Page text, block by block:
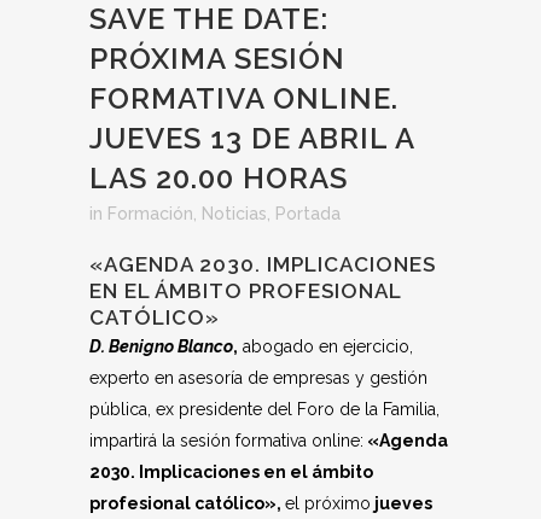
SAVE THE DATE:
PRÓXIMA SESIÓN
FORMATIVA ONLINE.
JUEVES 13 DE ABRIL A
LAS 20.00 HORAS
in Formación Noticias Portada
«AGENDA 2030. IMPLICACIONES
EN EL ÁMBITO PROFESIONAL
CATÓLICO»
D. Benigno Blanco, abogado en ejercicio,
experto en asesoría de empresas y gestión
pública, ex presidente del Foro de la Familia,
impartirá la sesión formativa online: «Agenda
2030. Implicaciones en el ámbito
profesional católico», el próximo jueves